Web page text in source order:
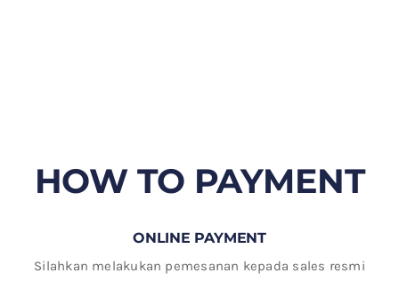
HOW TO PAYMENT
ONLINE PAYMENT
Silahkan melakukan pemesanan kepada sales resmi